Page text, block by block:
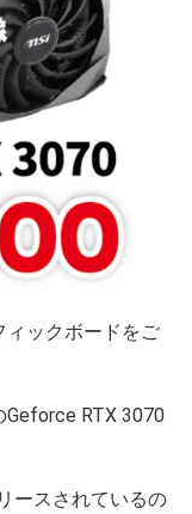
ィックボードをご
RTX 3070
ースされているの